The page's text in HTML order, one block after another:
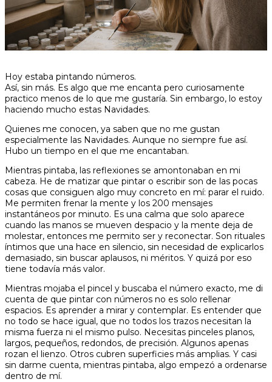
Hoy estaba pintando números.
Así, sin más. Es algo que me encanta pero curiosamente
practico menos de lo que me gustaría. Sin embargo, lo estoy
haciendo mucho estas Navidades.
Quienes me conocen, ya saben que no me gustan
especialmente las Navidades. Aunque no siempre fue así.
Hubo un tiempo en el que me encantaban.
Mientras pintaba, las reflexiones se amontonaban en mi
cabeza. He de matizar que pintar o escribir son de las pocas
cosas que consiguen algo muy concreto en mí: parar el ruido.
Me permiten frenar la mente y los 200 mensajes
instantáneos por minuto. Es una calma que solo aparece
cuando las manos se mueven despacio y la mente deja de
molestar, entonces me permito ser y reconectar. Son rituales
íntimos que una hace en silencio, sin necesidad de explicarlos
demasiado, sin buscar aplausos, ni méritos. Y quizá por eso
tiene todavía más valor.
Mientras mojaba el pincel y buscaba el número exacto, me di
cuenta de que pintar con números no es solo rellenar
espacios. Es aprender a mirar y contemplar. Es entender que
no todo se hace igual, que no todos los trazos necesitan la
misma fuerza ni el mismo pulso. Necesitas pinceles planos,
largos, pequeños, redondos, de precisión. Algunos apenas
rozan el lienzo. Otros cubren superficies más amplias. Y casi
sin darme cuenta, mientras pintaba, algo empezó a ordenarse
dentro de mí.